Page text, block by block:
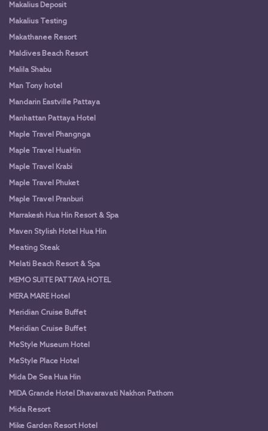
Makalius Deposit
Makalius Testing
Makathanee Resort
Maldives Beach Resort
Malila Shabu
Man Tony hotel
Mandarin Eastville Pattaya
Manhattan Pattaya Hotel
Maple Travel Phangnga
Maple Travel HuaHin
Maple Travel Krabi
Maple Travel Phuket
Maple Travel Pranburi
Marrakesh Hua Hin Resort & Spa
Maven Stylish Hotel Hua Hin
Meating Steak
Melati Beach Resort & Spa
MEMO SUITE PATTAYA HOTEL
MERA MARE Hotel
Meridian Cruise Buffet
Meridian Cruise Buffet
MeStyle Museum Hotel
MeStyle Place Hotel
Mida De Sea Hua Hin
MIDA Grande Hotel Dhavaravati Nakhon Pathom
Mida Resort
Mike Garden Resort Hotel